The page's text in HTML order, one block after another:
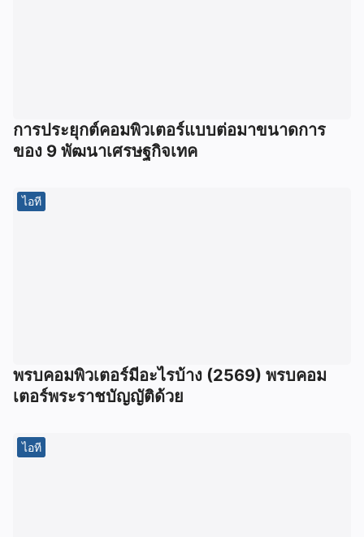
การประยุกต์คอมพิวเตอร์แบบต่อมาขนาดการ
ของ 9 พัฒนาเศรษฐกิจเทค
ไอที
พรบคอมพิวเตอร์มีอะไรบ้าง (2569) พรบคอม
เตอร์พระราชบัญญัติด้วย
ไอที